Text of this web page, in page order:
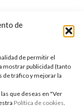
de
de permitir el
mostrar publicidad (tanto
de tráfico y mejorar la
que deseas en "Ver
Política de cookies.
de cookies